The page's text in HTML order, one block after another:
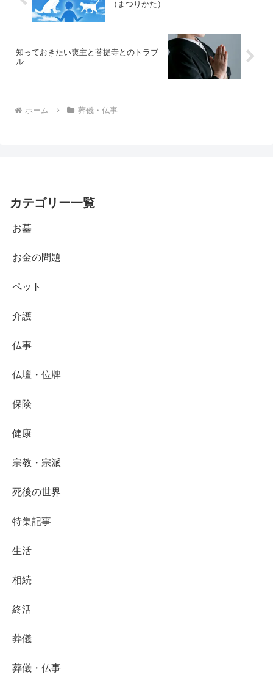
（まつりかた）
知っておきたい喪主と菩提寺とのトラブ
ル
ホーム 葬儀・仏事
カテゴリー一覧
お墓
お金の問題
ペット
介護
仏事
仏壇・位牌
保険
健康
宗教・宗派
死後の世界
特集記事
生活
相続
終活
葬儀
葬儀・仏事